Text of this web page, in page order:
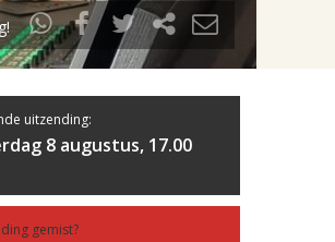
uitzending:
8 augustus, 17.00
gemist?